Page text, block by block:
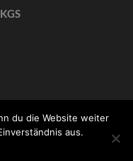
am Wällenberg
du die Website weiter
aus.